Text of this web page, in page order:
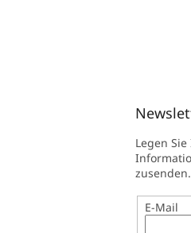
Legen
zusenden.
E-Mail